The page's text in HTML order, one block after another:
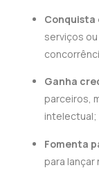
Conquista
serviços
Ganha
parceiros,
intelectual;
Fomenta
para lançar